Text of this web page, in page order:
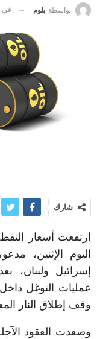
بواسطة بلوم في
شارك
اليوم الإثنين،
إسرائيل ولبنان،
عمليات التوغل
وقف إطلاق النار المعلن